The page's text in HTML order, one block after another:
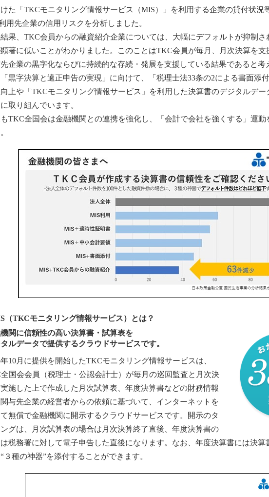
た「TKCモニタリング情報サービス（MIS）」を利用する企業の貸付状況
用先企業の信用リスクを分析しました。
果、TKC会員からの融資紹介企業については、大幅にデフォルトが抑制さ
著に低いことがわかりました。このことはTKC会員が毎月、月次決算を支
企業の黒字化ならびに持続的な存続・発展を支援している結果であると考
黒字決算と適正申告の実現」に向けて、「税理士法33条の2による書面添
上や「TKCモニタリング情報サービス」を利用した決算書のデジタルデー
取り組んでいます。
TKC全国会は金融機関との連携を強化し、「会計で会社を強くする」運動
（TKCモニタリング情報サービス）とは？
関に信頼性の高い決算書・試算表を
ルデータで提供するクラウドサービスです。
年10月に提供を開始したTKCモニタリング情報サービスは、
国会会員（税理士・公認会計士）が毎月の巡回監査と月次決
施した上で作成した月次試算表、年度決算書などの財務情報
与先企業の経営者からの依頼に基づいて、インターネットを
無償で金融機関に開示するクラウドサービスです。開示のタ
グは、月次試算表の場合は月次決算終了直後、年度決算書の
税務署に対して電子申告した直後になります。なお、年度決算書には決算
３種の神器”を添付することができます。